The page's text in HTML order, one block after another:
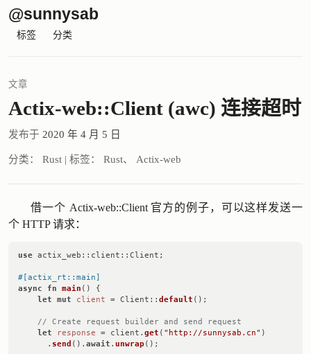
@sunnysab
标签 分类
文章
Actix-web::Client (awc) 连接超时
发布于 2020 年 4 月 5 日
分类： Rust | 标签： Rust、 Actix-web
借一个 Actix-web::Client 官方的例子，可以这样发送一
个 HTTP 请求：
use actix_web::client::Client;
#[actix_rt::main]
async
fn main () {
let
mut client = Client:: default ();
// Create request builder and send request
let
response = client. get ( "http://sunnysab.cn" )
      .
send (). await . unwrap ();